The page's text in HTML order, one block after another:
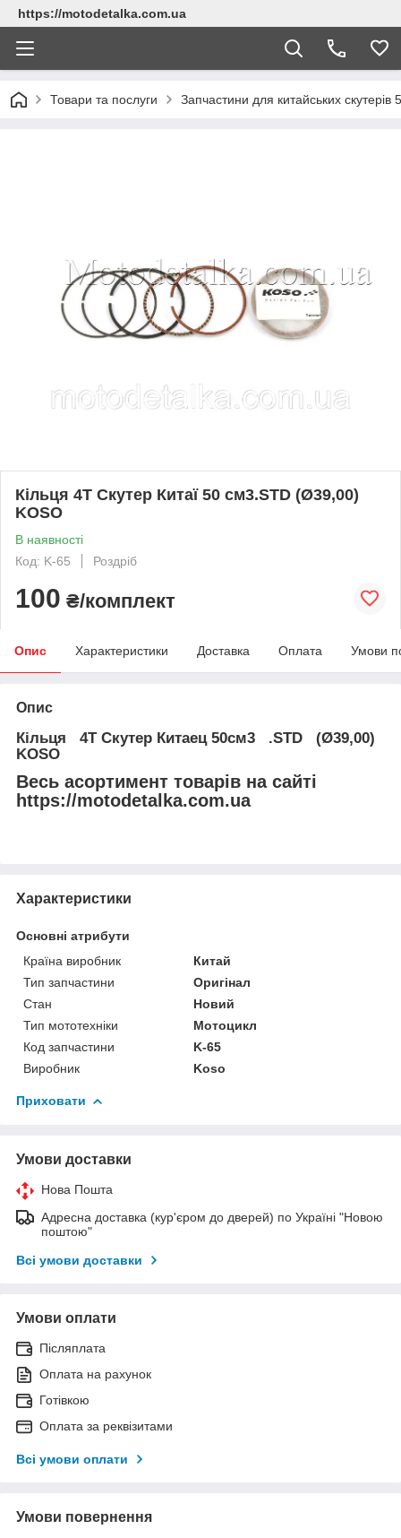
https://motodetalka.com.ua
Товари та послуги Запчастини для китайських
Кільця 4T Скутер Китаї 50 см3.STD (Ø39,00)
KOSO
В наявності
Код: K-65
Роздріб
100 ₴/комплект
Опис Характеристики Доставка Оплата Умови
Опис
Кільця 4T Скутер Китаец 50см3 .STD (Ø39,00)
KOSO
Весь асортимент товарів на сайті
https://motodetalka.com.ua
Характеристики
Основні атрибути
Країна виробник
Китай
Тип запчастини
Оригінал
Стан
Новий
Тип мототехніки
Мотоцикл
Код запчастини
K-65
Виробник
Koso
Приховати
Умови доставки
Нова Пошта
Адресна доставка (кур'єром до дверей) по Україні "Новою
поштою"
Всі умови доставки
Умови оплати
Післяплата
Оплата на рахунок
Готівкою
Оплата за реквізитами
Всі умови оплати
Умови повернення